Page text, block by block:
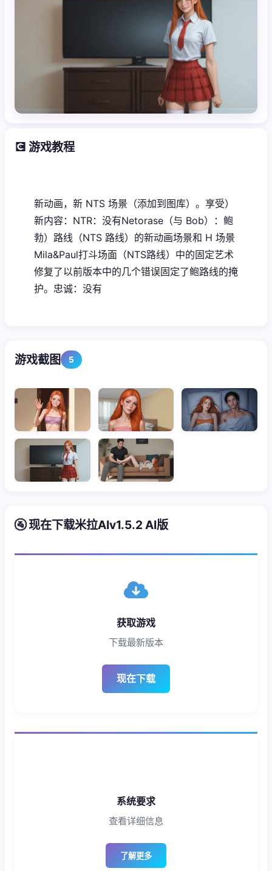
💽 游戏教程
新动画，新 NTS 场景（添加到图库）。享受）
新内容：NTR：没有Netorase（与 Bob）：鲍
勃）路线（NTS 路线）的新动画场景和 H 场景
Mila&Paul打斗场面（NTS路线）中的固定艺术
修复了以前版本中的几个错误固定了鲍路线的掩
护。忠诚：没有
游戏截图 5
🚰 现在下载米拉AIv1.5.2 AI版
获取游戏
下载最新版本
现在下载
系统要求
查看详细信息
了解更多